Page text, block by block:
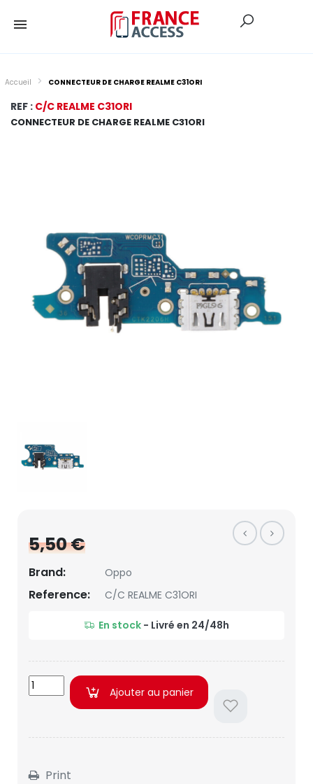
Accueil CONNECTEUR DE CHARGE REALME C31ORI
REF : C/C REALME C31ORI
CONNECTEUR DE CHARGE REALME C31ORI
5,50 €
Brand: Oppo
Reference: C/C REALME C31ORI
En stock - Livré en 24/48h
Ajouter au panier
Print